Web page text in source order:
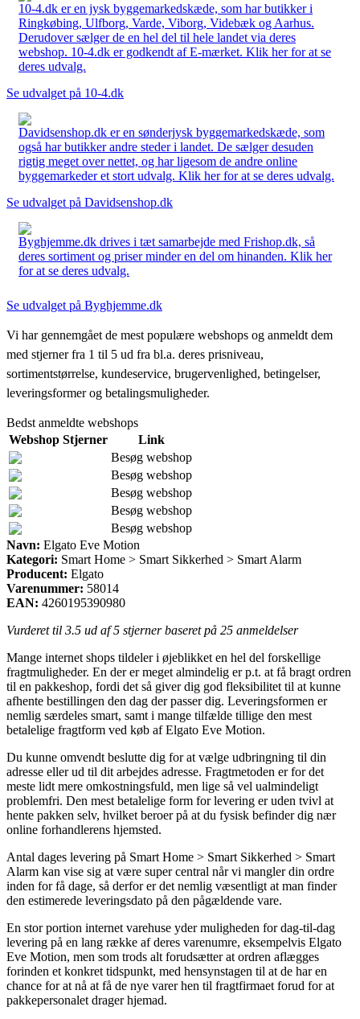
10-4.dk er en jysk byggemarkedskæde, som har butikker i
Ringkøbing, Ulfborg, Varde, Viborg, Videbæk og Aarhus.
Derudover sælger de en hel del til hele landet via deres
webshop. 10-4.dk er godkendt af E-mærket. Klik her for at se
deres udvalg.
Se udvalget på 10-4.dk
Davidsenshop.dk er en sønderjysk byggemarkedskæde, som
også har butikker andre steder i landet. De sælger desuden
rigtig meget over nettet, og har ligesom de andre online
byggemarkeder et stort udvalg. Klik her for at se deres udvalg.
Se udvalget på Davidsenshop.dk
Byghjemme.dk drives i tæt samarbejde med Frishop.dk, så
deres sortiment og priser minder en del om hinanden. Klik her
for at se deres udvalg.
Se udvalget på Byghjemme.dk
Vi har gennemgået de mest populære webshops og anmeldt dem
med stjerner fra 1 til 5 ud fra bl.a. deres prisniveau,
sortimentstørrelse, kundeservice, brugervenlighed, betingelser,
leveringsformer og betalingsmuligheder.
Bedst anmeldte webshops
Webshop Stjerner
Link
Besøg webshop
Besøg webshop
Besøg webshop
Besøg webshop
Besøg webshop
Navn: Elgato Eve Motion
Kategori: Smart Home > Smart Sikkerhed > Smart Alarm
Producent: Elgato
Varenummer: 58014
EAN: 4260195390980
Vurderet til 3.5 ud af 5 stjerner baseret på 25 anmeldelser
Mange internet shops tildeler i øjeblikket en hel del forskellige
fragtmuligheder. En der er meget almindelig er p.t. at få bragt ordren
til en pakkeshop, fordi det så giver dig god fleksibilitet til at kunne
afhente bestillingen den dag der passer dig. Leveringsformen er
nemlig særdeles smart, samt i mange tilfælde tillige den mest
betalelige fragtform ved køb af Elgato Eve Motion.
Du kunne omvendt beslutte dig for at vælge udbringning til din
adresse eller ud til dit arbejdes adresse. Fragtmetoden er for det
meste lidt mere omkostningsfuld, men lige så vel ualmindeligt
problemfri. Den mest betalelige form for levering er uden tvivl at
hente pakken selv, hvilket beroer på at du fysisk befinder dig nær
online forhandlerens hjemsted.
Antal dages levering på Smart Home > Smart Sikkerhed > Smart
Alarm kan vise sig at være super central når vi mangler din ordre
inden for få dage, så derfor er det nemlig væsentligt at man finder
den estimerede leveringsdato på den pågældende vare.
En stor portion internet varehuse yder muligheden for dag-til-dag
levering på en lang række af deres varenumre, eksempelvis Elgato
Eve Motion, men som trods alt forudsætter at ordren aflægges
forinden et konkret tidspunkt, med hensynstagen til at de har en
chance for at nå at få de nye varer hen til fragtfirmaet forud for at
pakkepersonalet drager hjemad.